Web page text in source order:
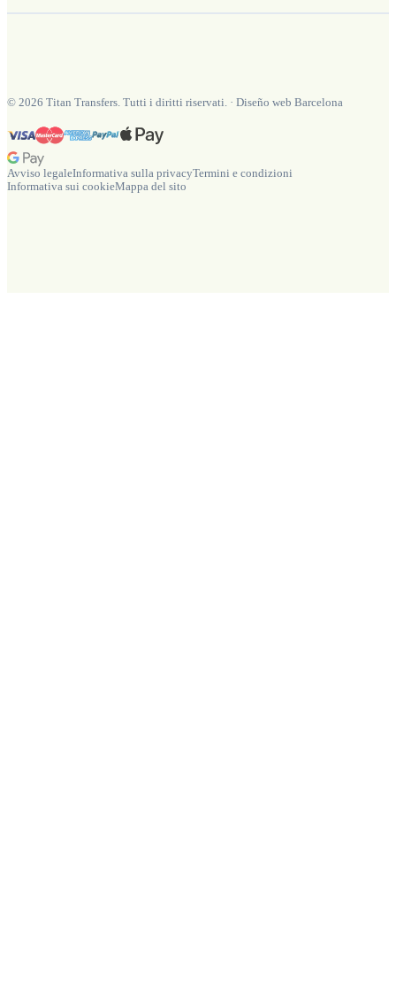
© 2026 Titan Transfers. Tutti i diritti riservati. · Diseño web Barcelona
Avviso legaleInformativa sulla privacyTermini e condizioni
Informativa sui cookieMappa del sito